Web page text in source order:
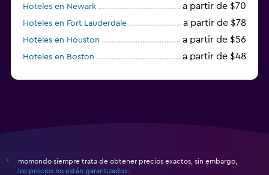
Hoteles en Newark a partir de $70
Hoteles en Fort Lauderdale a partir de $78
Hoteles en Houston a partir de $56
Hoteles en Boston a partir de $48
*
momondo siempre trata de obtener precios exactos, sin embargo,
los precios no están garantizados